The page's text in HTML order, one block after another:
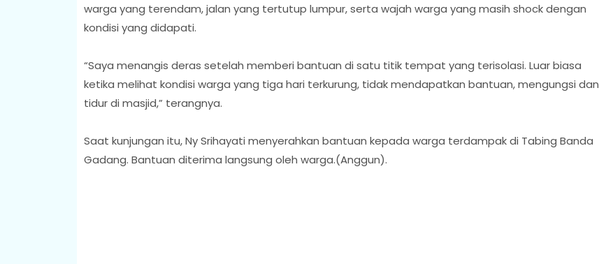
warga yang terendam, jalan yang tertutup lumpur, serta wajah warga yang masih shock dengan
kondisi yang didapati.
“Saya menangis deras setelah memberi bantuan di satu titik tempat yang terisolasi. Luar biasa
ketika melihat kondisi warga yang tiga hari terkurung, tidak mendapatkan bantuan, mengungsi dan
tidur di masjid,” terangnya.
Saat kunjungan itu, Ny Srihayati menyerahkan bantuan kepada warga terdampak di Tabing Banda
Gadang. Bantuan diterima langsung oleh warga.(Anggun).